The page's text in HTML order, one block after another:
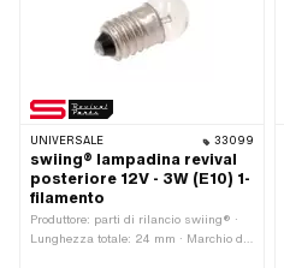
UNIVERSALE 33099
swiing® lampadina revival
posteriore 12V - 3W (E10) 1-
filamento
Produttore: parti di rilancio swiing® ·
Lunghezza totale: 24 mm · Marchio di